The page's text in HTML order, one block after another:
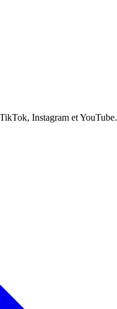
Instagram et YouTube.